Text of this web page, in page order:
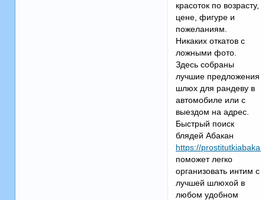
красоток по возрасту,
цене, фигуре и
пожеланиям.
Никаких откатов с
ложными фото.
Здесь собраны
лучшие предложения
шлюх для рандеву в
автомобиле или с
выездом на адрес.
Быстрый поиск
блядей Абакан
https://
поможет легко
организовать интим с
лучшей шлюхой в
любом удобном